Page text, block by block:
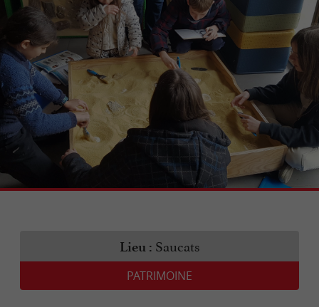
Lieu : Saucats
PATRIMOINE